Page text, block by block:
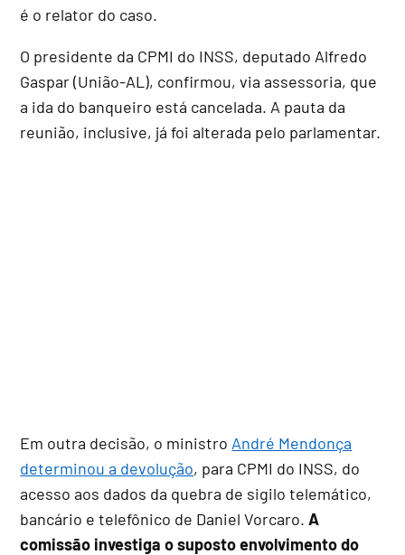
é o relator do caso.
O presidente da CPMI do INSS, deputado Alfredo
Gaspar (União-AL), confirmou, via assessoria, que
a ida do banqueiro está cancelada. A pauta da
reunião, inclusive, já foi alterada pelo parlamentar.
Em outra decisão, o ministro André Mendonça
determinou a devolução, para CPMI do INSS, do
acesso aos dados da quebra de sigilo telemático,
bancário e telefônico de Daniel Vorcaro.A
comissão investiga o suposto envolvimento do